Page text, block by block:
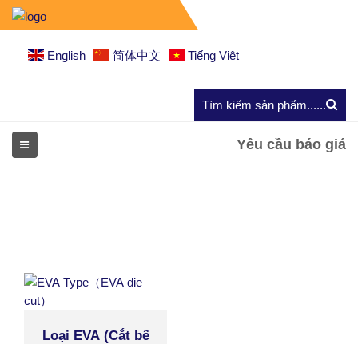
English 简体中文 Tiếng Việt
Yêu cầu báo giá
Loại EVA (Cắt bế